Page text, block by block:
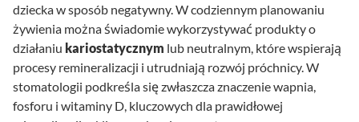
dziecka w sposób negatywny. W codziennym planowaniu
żywienia można świadomie wykorzystywać produkty o
działaniu kariostatycznym lub neutralnym, które wspierają
procesy remineralizacji i utrudniają rozwój próchnicy. W
stomatologii podkreśla się zwłaszcza znaczenie wapnia,
fosforu i witaminy D, kluczowych dla prawidłowej